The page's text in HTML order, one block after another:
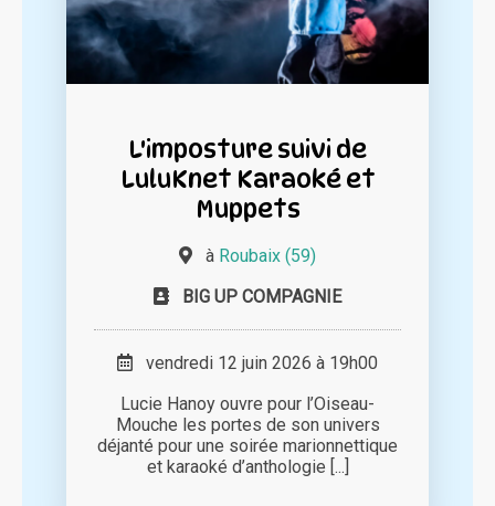
L'imposture suivi de
LuluKnet Karaoké et
Muppets
à Roubaix (59)
BIG UP COMPAGNIE
vendredi 12 juin 2026 à 19h00
Lucie Hanoy ouvre pour l’Oiseau-
Mouche les portes de son univers
déjanté pour une soirée marionnettique
et karaoké d’anthologie [...]